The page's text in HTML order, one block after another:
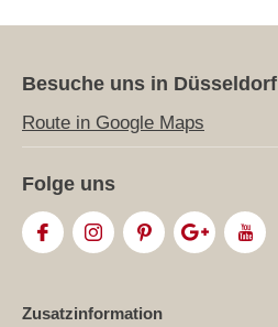
Besuche uns in Düsseldorf
Route in Google Maps
Folge uns
Zusatzinformation